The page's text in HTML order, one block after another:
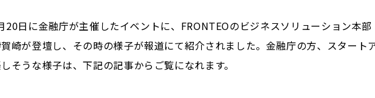
20日に金融庁が主催したイベントに、FRONTEOのビジネスソリューション本
崎が登壇し、その時の様子が報道にて紹介されました。金融庁の方、スター
そうな様子は、下記の記事からご覧になれます。